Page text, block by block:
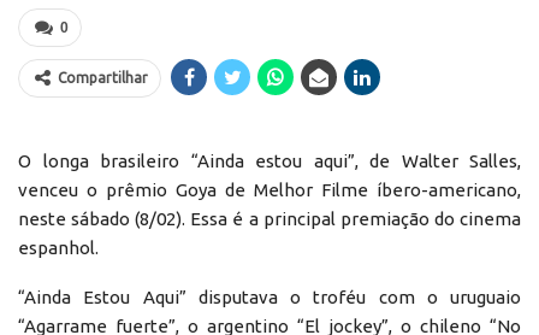
0
Compartilhar
O longa brasileiro “Ainda estou aqui”, de Walter Salles,
venceu o prêmio Goya de Melhor Filme íbero-americano,
neste sábado (8/02). Essa é a principal premiação do cinema
espanhol.
“Ainda Estou Aqui” disputava o troféu com o uruguaio
“Agarrame fuerte”, o argentino “El jockey”, o chileno “No